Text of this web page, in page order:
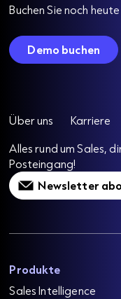
Buchen Sie noch
Demo buchen
Über uns
Karriere
Alles rund um Sales,
Posteingang!
Newsletter
Produkte
Sales Intelligence